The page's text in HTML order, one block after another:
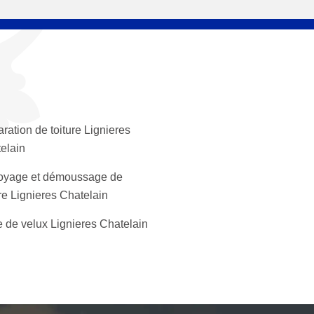
de toiture Lignieres
et démoussage de
Lignieres Chatelain
de velux Lignieres Chatelain